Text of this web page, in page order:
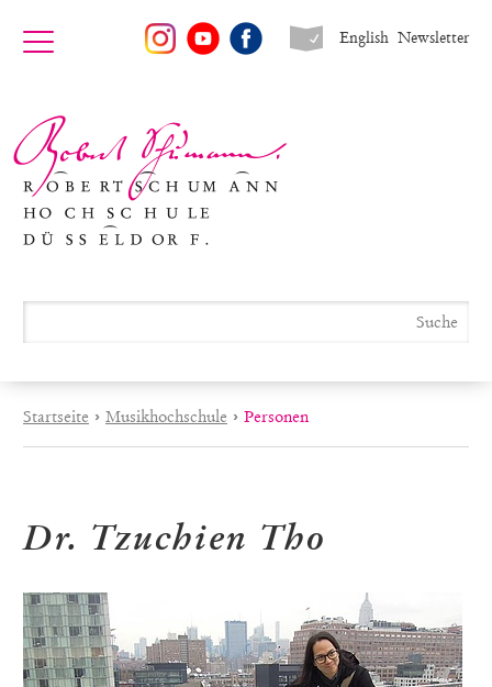
Newsletter
English
Startseite › Musikhochschule › Personen
Dr. Tzuchien Tho